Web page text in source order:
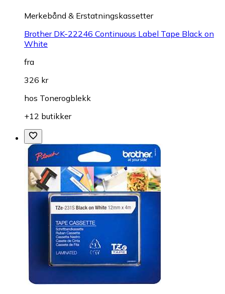
Merkebånd & Erstatningskassetter
Brother DK-22246 Continuous Label Tape Black on
White
fra
326 kr
hos Tonerogblekk
+12 butikker